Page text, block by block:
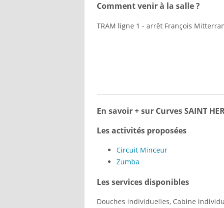
Comment venir à la salle ?
TRAM ligne 1 - arrêt François
En savoir + sur Curves SAINT
Les activités proposées
Circuit Minceur
Zumba
Les services disponibles
Douches individuelles, Cabine